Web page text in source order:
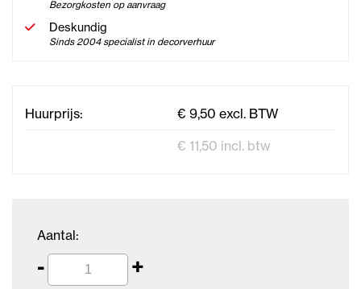
Bezorgkosten op aanvraag
Deskundig
Sinds 2004 specialist in decorverhuur
Huurprijs:
€ 9,50 excl. BTW
€ 11,50 incl. btw
Aantal:
- +